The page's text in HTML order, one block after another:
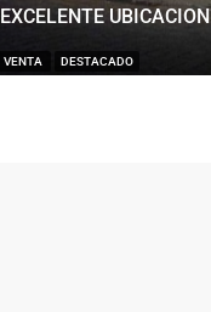
VENTA DESTACADO